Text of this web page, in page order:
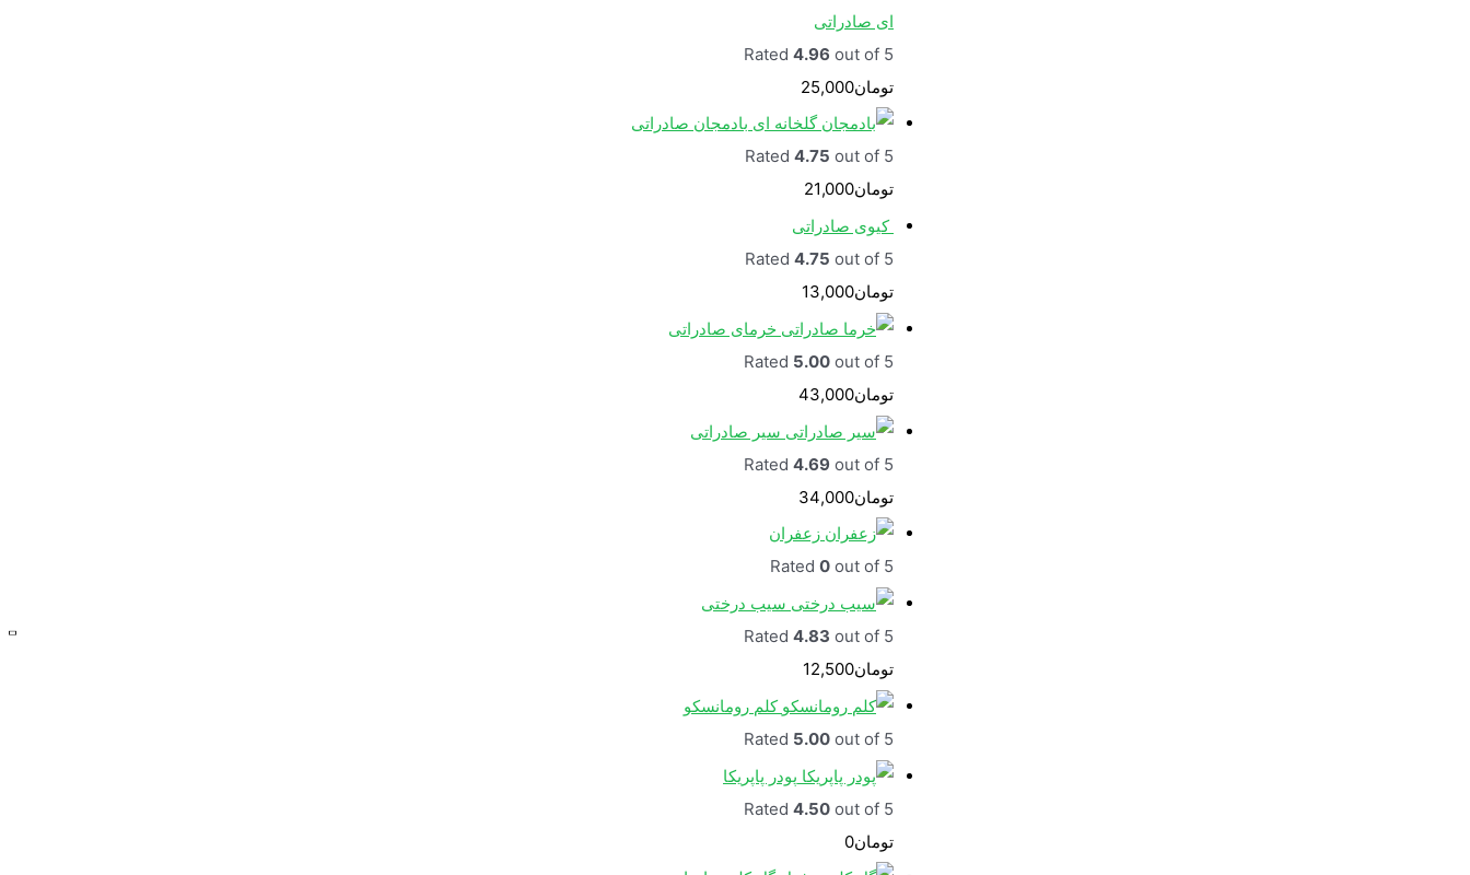
ای صادراتی
Rated 4.96 out of 5
تومان25,000
بادمجان صادراتی
Rated 4.75 out of 5
تومان21,000
کیوی صادراتی
Rated 4.75 out of 5
تومان13,000
خرمای صادراتی
Rated 5.00 out of 5
تومان43,000
سیر صادراتی
Rated 4.69 out of 5
تومان34,000
زعفران
Rated 0 out of 5
سیب درختی
Rated 4.83 out of 5
تومان12,500
کلم رومانسکو
Rated 5.00 out of 5
پودر پاپریکا
Rated 4.50 out of 5
تومان0